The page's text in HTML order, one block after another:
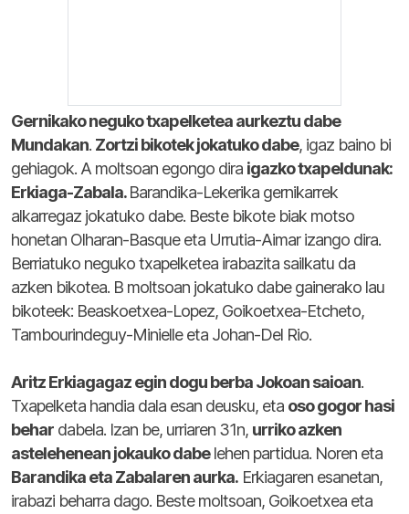
Gernikako neguko txapelketea aurkeztu dabe
Mundakan. Zortzi bikotek jokatuko dabe, igaz baino bi
gehiagok. A moltsoan egongo dira igazko txapeldunak:
Erkiaga-Zabala.Barandika-Lekerika gernikarrek
alkarregaz jokatuko dabe. Beste bikote biak motso
honetan Olharan-Basque eta Urrutia-Aimar izango dira.
Berriatuko neguko txapelketea irabazita sailkatu da
azken bikotea. B moltsoan jokatuko dabe gainerako lau
bikoteek: Beaskoetxea-Lopez, Goikoetxea-Etcheto,
Tambourindeguy-Minielle eta Johan-Del Rio.
Aritz Erkiagagaz egin dogu berba Jokoan saioan.
Txapelketa handia dala esan deusku, eta oso gogor hasi
behar dabela. Izan be, urriaren 31n, urriko azken
astelehenean jokauko dabelehen partidua. Noren eta
Barandika eta Zabalaren aurka. Erkiagaren esanetan,
irabazi beharra dago. Beste moltsoan, Goikoetxea eta